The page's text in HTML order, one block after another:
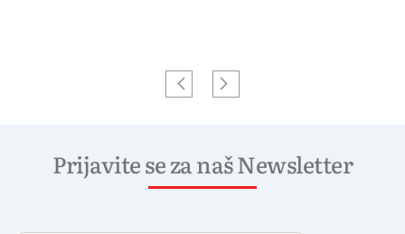
Prijavite se za naš Newsletter